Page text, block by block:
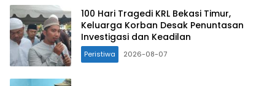
100 Hari Tragedi KRL Bekasi Timur,
Keluarga Korban Desak Penuntasan
Investigasi dan Keadilan
Peristiwa 2026-08-07